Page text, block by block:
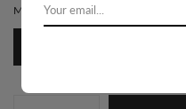
MATERIAAL:STAINLESS